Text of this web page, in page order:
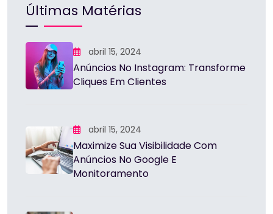
Últimas Matérias
abril 15, 2024
Anúncios No Instagram: Transforme
Cliques Em Clientes
abril 15, 2024
Maximize Sua Visibilidade Com
Anúncios No Google E
Monitoramento